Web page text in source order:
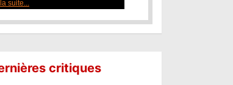
suite...
critiques